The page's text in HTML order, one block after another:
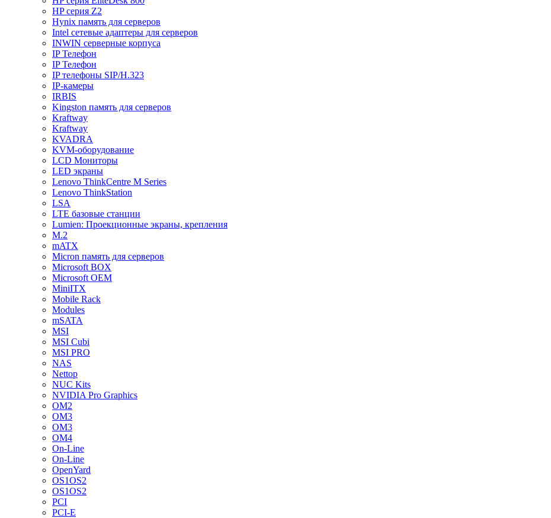
HP серия Z2
Hynix память для серверов
Intel сетевые адаптеры для серверов
INWIN серверные корпуса
IP Телефон
IP Телефон
IP телефоны SIP/H.323
IP-камеры
IRBIS
Kingston память для серверов
Kraftway
Kraftway
KVADRA
KVM-оборудование
LCD Мониторы
LED экраны
Lenovo ThinkCentre M Series
Lenovo ThinkStation
LSA
LTE базовые станции
Lumien: Проекционные экраны, крепления
M.2
mATX
Micron память для серверов
Microsoft BOX
Microsoft OEM
MiniITX
Mobile Rack
Modules
mSATA
MSI
MSI Cubi
MSI PRO
NAS
Nettop
NUC Kits
NVIDIA Pro Graphics
OM2
OM3
OM3
OM4
On-Line
On-Line
OpenYard
OS1OS2
OS1OS2
PCI
PCI-E